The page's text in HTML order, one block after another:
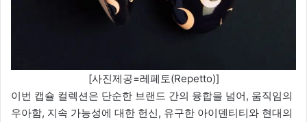
[사진제공=레페토(Repetto)]
이번 캡슐 컬렉션은 단순한 브랜드 간의 융합을 넘어, 움직임의
우아함, 지속 가능성에 대한 헌신, 유구한 아이덴티티와 현대의